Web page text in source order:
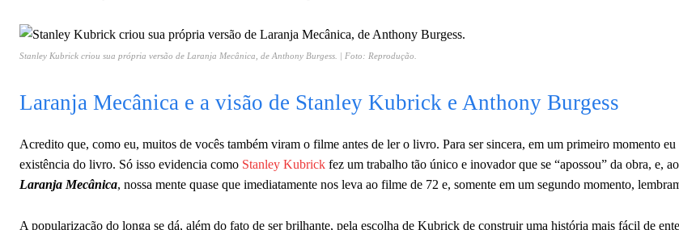
Stanley Kubrick criou sua própria versão de Laranja Mecânica, de Anthony Burgess. | Foto: Reprodução.
Laranja Mecânica e a visão de Stanley Kubrick e Anthony Burgess
Acredito que, como eu, muitos de vocês também viram o filme antes de ler o livro. Para ser sincera, em um primeiro momento eu
existência do livro. Só isso evidencia como Stanley Kubrick fez um trabalho tão único e inovador que se “apossou” da obra, e,
Laranja Mecânica, nossa mente quase que imediatamente nos leva ao filme de 72 e, somente em um segundo momento,
A popularização do longa se dá, além do fato de ser brilhante, pela escolha de Kubrick de construir uma história mais fácil de